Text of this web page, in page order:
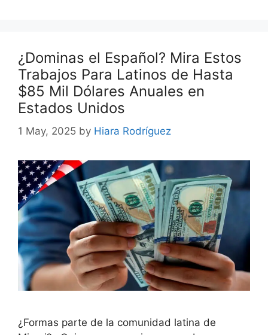
¿Dominas el Español? Mira Estos
Trabajos Para Latinos de Hasta
$85 Mil Dólares Anuales en
Estados Unidos
1 May, 2025 by Hiara Rodríguez
¿Formas parte de la comunidad latina de